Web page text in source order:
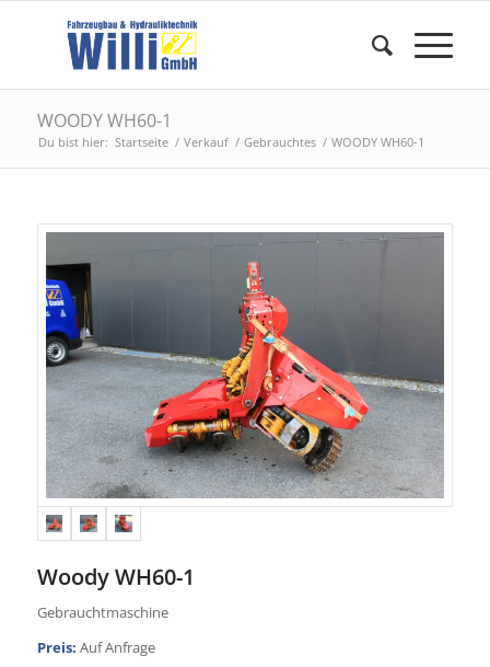
WOODY WH60-1
Du bist hier: Startseite / Verkauf / Gebrauchtes / WOODY WH60-1
Woody WH60-1
Gebrauchtmaschine
Preis: Auf Anfrage